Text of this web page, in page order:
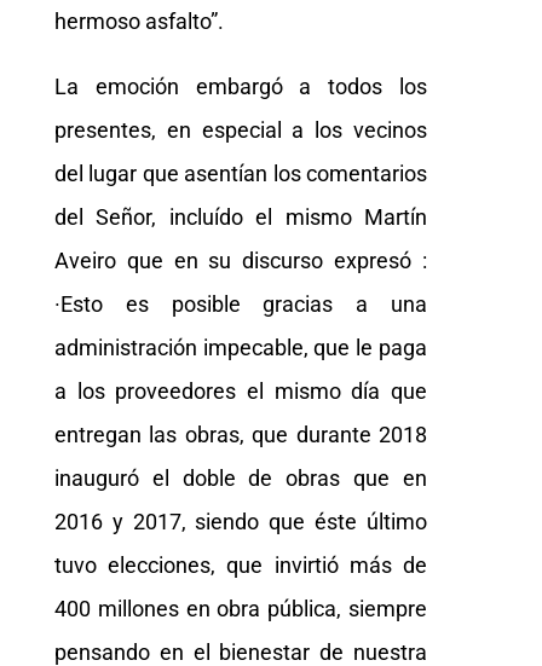
hermoso asfalto”.
La emoción embargó a todos los
presentes, en especial a los vecinos
del lugar que asentían los comentarios
del Señor, incluído el mismo Martín
Aveiro que en su discurso expresó :
·Esto es posible gracias a una
administración impecable, que le paga
a los proveedores el mismo día que
entregan las obras, que durante 2018
inauguró el doble de obras que en
2016 y 2017, siendo que éste último
tuvo elecciones, que invirtió más de
400 millones en obra pública, siempre
pensando en el bienestar de nuestra